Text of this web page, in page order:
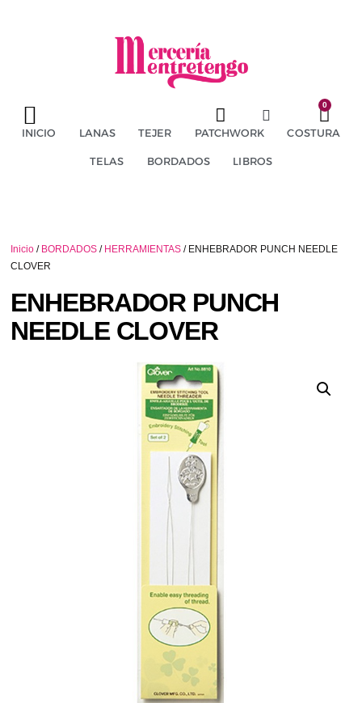
0
INICIO LANAS TEJER PATCHWORK COSTURA
TELAS BORDADOS LIBROS
Inicio / BORDADOS / HERRAMIENTAS / ENHEBRADOR PUNCH NEEDLE
CLOVER
ENHEBRADOR PUNCH
NEEDLE CLOVER